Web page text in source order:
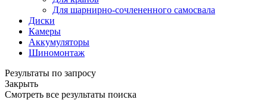
Для шарнирно-сочлененного самосвала
Диски
Камеры
Аккумуляторы
Шиномонтаж
Результаты по запросу
Закрыть
Смотреть все результаты поиска